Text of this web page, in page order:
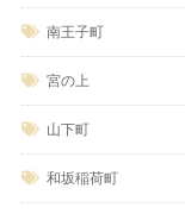
南王子町
宮の上
山下町
和坂稲荷町